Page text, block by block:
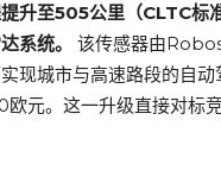
升至505公里（CLTC标
系统。
该传感器由
现城市与高速路段的自动
欧元。这一升级直接对标